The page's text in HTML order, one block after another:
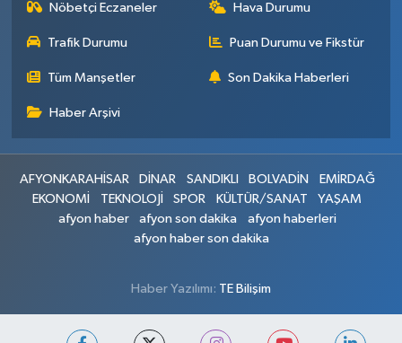
Nöbetçi Eczaneler Hava Durumu
Trafik Durumu Puan Durumu ve Fikstür
Tüm Manşetler Son Dakika Haberleri
Haber Arşivi
AFYONKARAHİSAR DİNAR SANDIKLI BOLVADİN
EMİRDAĞ
EKONOMİ
TEKNOLOJİ SPOR KÜLTÜR/SANAT
YAŞAM
afyon haber
afyon son dakika
afyon haberleri
afyon haber son dakika
Haber Yazılımı: TE Bilişim